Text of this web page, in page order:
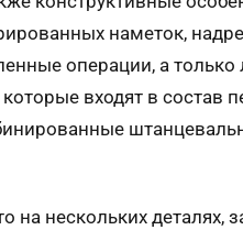
наметок,
операции, а
входят в состав
нескольких деталях,